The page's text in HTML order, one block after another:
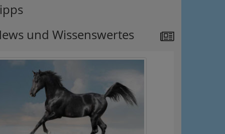
und Wissenswertes